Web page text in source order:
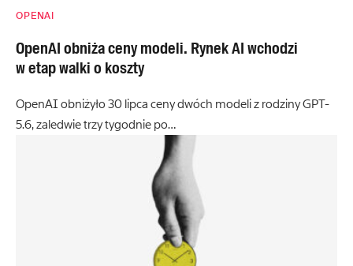
OPENAI
OpenAI obniża ceny modeli. Rynek AI wchodzi
w etap walki o koszty
OpenAI obniżyło 30 lipca ceny dwóch modeli z rodziny GPT-
5.6, zaledwie trzy tygodnie po…